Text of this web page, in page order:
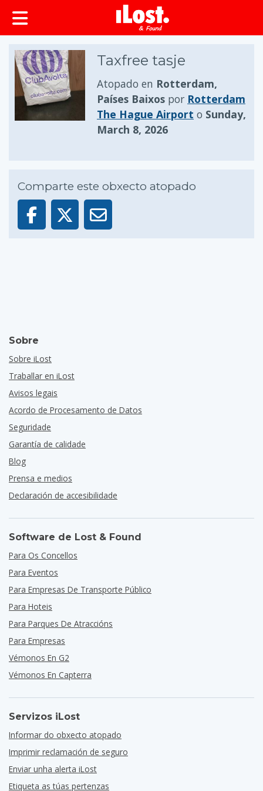
Taxfree tasje
Atopado en Rotterdam,
Países Baixos por Rotterdam
The Hague Airport o Sunday,
March 8, 2026
Comparte este obxecto atopado
Sobre
Sobre iLost
Traballar en iLost
Avisos legais
Acordo de Procesamento de Datos
Seguridade
Garantía de calidade
Blog
Prensa e medios
Declaración de accesibilidade
Software de Lost & Found
Para Os Concellos
Para Eventos
Para Empresas De Transporte Público
Para Hoteis
Para Parques De Atraccións
Para Empresas
Vémonos En G2
Vémonos En Capterra
Servizos iLost
Informar do obxecto atopado
Imprimir reclamación de seguro
Enviar unha alerta iLost
Etiqueta as túas pertenzas